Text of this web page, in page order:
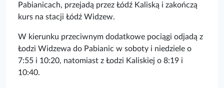
Pabianicach, przejadą przez Łódź Kaliską i zakończą
kurs na stacji Łódź Widzew.
W kierunku przeciwnym dodatkowe pociągi odjadą z
Łodzi Widzewa do Pabianic w soboty i niedziele o
7:55 i 10:20, natomiast z Łodzi Kaliskiej o 8:19 i
10:40.